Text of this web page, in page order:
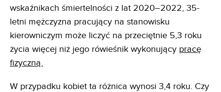
wskaźnikach śmiertelności z lat 2020–2022, 35-
letni mężczyzna pracujący na stanowisku
kierowniczym może liczyć na przeciętnie 5,3 roku
życia więcej niż jego rówieśnik wykonujący pracę
fizyczną.
W przypadku kobiet ta różnica wynosi 3,4 roku. Czy